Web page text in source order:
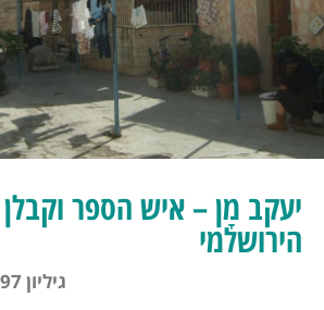
יעקב מָן – איש הספר וקבלן
הירושלמי
גיליון 297, ניסן תשפ”ו